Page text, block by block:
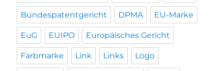
Bundespatentgericht DPMA EU-Marke
EuG EUIPO Europäisches Gericht
Farbmarke Link Links Logo